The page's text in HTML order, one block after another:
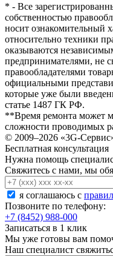
* - Все
собственностью
носит ознакомительный
относительно техники
оказываются
предпринимателями, не
правообладателями
официальными
которые уже были
статье 1487 ГК РФ.
**Время ремонта может
сложности проводимых
© 2009–2026 «3G-
Бесплатная консультация
Нужна помощь
Свяжитесь с нами, мы
я соглашаюсь c
Позвоните по телефону:
+7 (8452) 988-000
Записаться в 1 клик
Мы уже готовы вам
Наш специалист